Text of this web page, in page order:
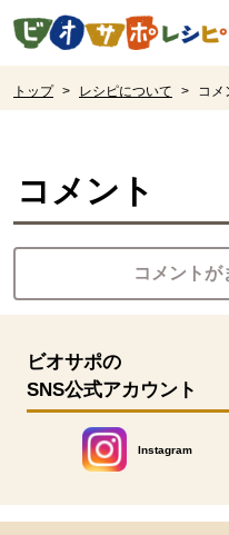
ページの先頭です。
トップ > レシピについて > コメ
コメント
コメントが
ビオサポの
SNS公式アカウント
Instagram
別のウィンドウで